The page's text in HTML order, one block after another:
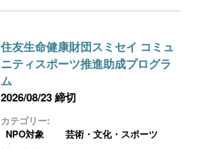
住友生命健康財団スミセイ コミュ
ニティスポーツ推進助成プログラ
ム
2026/08/23 締切
カテゴリー:
NPO対象
芸術・文化・スポーツ